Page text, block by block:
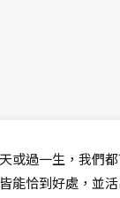
或過一生，我們
能恰到好處，並活